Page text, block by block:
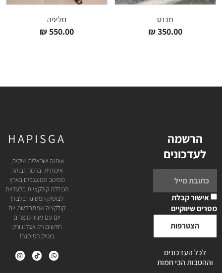
מכנס
350.00
₪
חליפה
550.00
₪
הרשמה
לעדכונים
אישור קבלת
מסרים שיווקיים
הצטרפות
לכל העדכונים
וההטבות הכי חמות
HAPISGA
אופנה ישראלית שיקית,
איכותית וברמה גבוהה
ממיטב המעצבים בארץ
הכוללת קולקציות בלעדיות
לבוטיק הפסיגה בלבד!
קולקציה שמתחדשת יום
יום עם מגוון מוצרים
חדשים רק אצלנו ורק
בוטיק הפיסגה!